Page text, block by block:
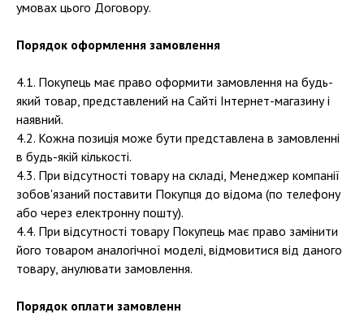
умовах цього Договору.
Порядок оформлення замовлення
4.1. Покупець має право оформити замовлення на будь-
який товар, представлений на Сайті Інтернет-магазину і
наявний.
4.2. Кожна позиція може бути представлена в замовленні
в будь-якій кількості.
4.3. При відсутності товару на складі, Менеджер компанії
зобов'язаний поставити Покупця до відома (по телефону
або через електронну пошту).
4.4. При відсутності товару Покупець має право замінити
його товаром аналогічної моделі, відмовитися від даного
товару, анулювати замовлення.
Порядок оплати замовленн